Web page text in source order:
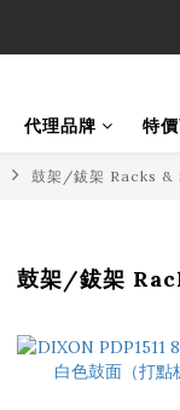
「一生弦命！
「一生弦命！
代理品牌 特
鼓架/鈸架 Racks &
鼓架/鈸架